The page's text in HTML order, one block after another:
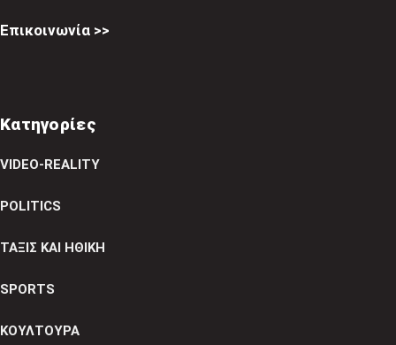
Επικοινωνία >>
Κατηγορίες
VIDEO-REALITY
POLITICS
ΤΑΞΙΣ ΚΑΙ ΗΘΙΚΗ
SPORTS
ΚΟΥΛΤΟΥΡΑ